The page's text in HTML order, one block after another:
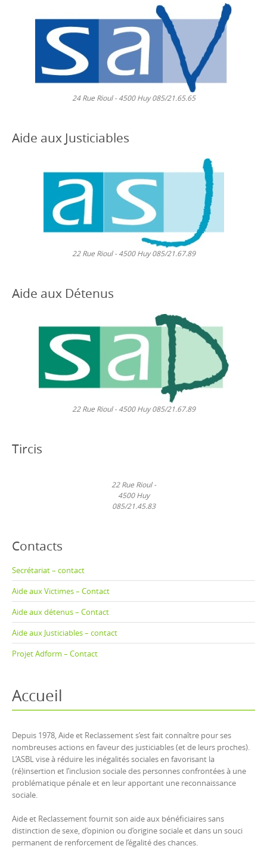
24 Rue Rioul - 4500 Huy 085/21.65.65
Aide aux Justiciables
22 Rue Rioul - 4500 Huy 085/21.67.89
Aide aux Détenus
22 Rue Rioul - 4500 Huy 085/21.67.89
Tircis
22 Rue Rioul -
4500 Huy
085/21.45.83
Contacts
Secrétariat – contact
Aide aux Victimes – Contact
Aide aux détenus – Contact
Aide aux Justiciables – contact
Projet Adform – Contact
Accueil
Depuis 1978, Aide et Reclassement s’est fait connaître pour ses
nombreuses actions en faveur des justiciables (et de leurs proches).
L’ASBL vise à réduire les inégalités sociales en favorisant la
(ré)insertion et l’inclusion sociale des personnes confrontées à une
problématique pénale et en leur apportant une reconnaissance
sociale.
Aide et Reclassement fournit son aide aux bénéficiaires sans
distinction de sexe, d’opinion ou d’origine sociale et dans un souci
permanent de renforcement de l’égalité des chances.